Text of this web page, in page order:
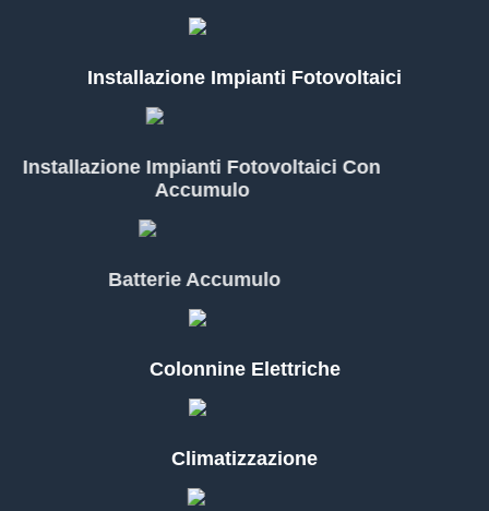
Installazione Impianti Fotovoltaici
Installazione Impianti Fotovoltaici Con
Accumulo
Batterie Accumulo
Colonnine Elettriche
Climatizzazione